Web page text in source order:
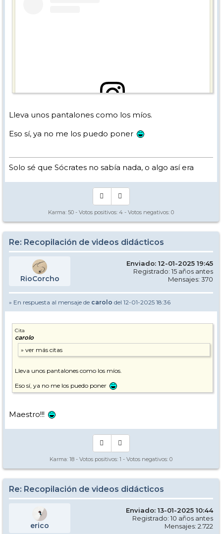
Ritmo!!
Lleva unos pantalones como los míos.
Eso sí, ya no me los puedo poner
Solo sé que Sócrates no sabía nada, o algo así era
Karma: 50 - Votos positivos: 4 - Votos negativos: 0
Re: Recopilación de videos didácticos
RioCorcho
Enviado: 12-01-2025 19:45
Registrado: 15 años antes
Mensajes: 370
» En respuesta al mensaje de carolo del 12-01-2025 18:36
Cita
carolo
Lleva unos pantalones como los míos.
Eso sí, ya no me los puedo poner
Maestro!!!
Karma: 18 - Votos positivos: 1 - Votos negativos: 0
Re: Recopilación de videos didácticos
erico
Enviado: 13-01-2025 10:44
Registrado: 10 años antes
Mensajes: 2.722